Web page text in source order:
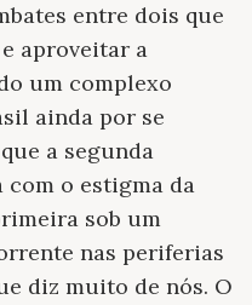
entre dois que
aproveitar a
um complexo
ainda por se
a segunda
o estigma da
sob um
nas periferias
diz muito de nós. O